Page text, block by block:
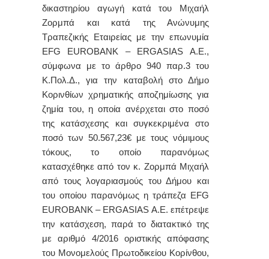
δικαστηρίου αγωγή κατά του Μιχαήλ
Ζορμπά και κατά της Ανώνυμης
Τραπεζικής Εταιρείας με την επωνυμία
EFG
EUROBANK – ERGASIAS A.E.,
σύμφωνα με το άρθρο 940 παρ.3 του
Κ.Πολ.Δ., για την καταβολή στο Δήμο
Κορινθίων χρηματικής αποζημίωσης για
ζημία του, η οποία ανέρχεται στο ποσό
της κατάσχεσης και συγκεκριμένα στο
ποσό των 50.567,23€ με τους νόμιμους
τόκους, το οποίο παρανόμως
κατασχέθηκε από τον κ. Ζορμπά Μιχαήλ
από τους λογαριασμούς του Δήμου και
του οποίου παρανόμως η τράπεζα
EFG
EUROBANK – ERGASIAS A.E. επέτρεψε
την κατάσχεση, παρά το διατακτικό της
με αριθμό 4/2016 οριστικής απόφασης
του Μονομελούς Πρωτοδικείου Κορίνθου,